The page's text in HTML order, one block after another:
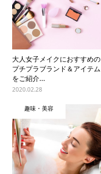
大人女子メイクにおすすめの
プチプラブランド＆アイテム
をご紹介...
2020.02.28
趣味・美容